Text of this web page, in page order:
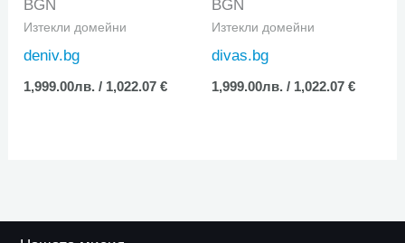
BGN
Изтекли домейни
deniv.bg
1,999.00лв. / 1,022.07 €
BGN
Изтекли домейни
divas.bg
1,999.00лв. / 1,022.07 €